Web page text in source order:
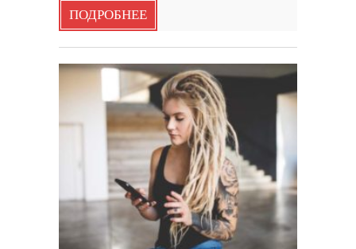
ПОДРОБНЕЕ